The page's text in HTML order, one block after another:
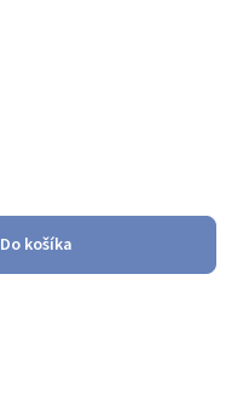
Do košíka